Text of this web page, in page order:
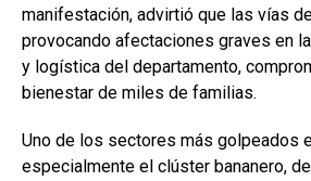
manifestación, advirtió que las vías
provocando afectaciones graves en
y logística del departamento,
bienestar de miles de familias.
Uno de los sectores más golpeados
especialmente el clúster bananero,